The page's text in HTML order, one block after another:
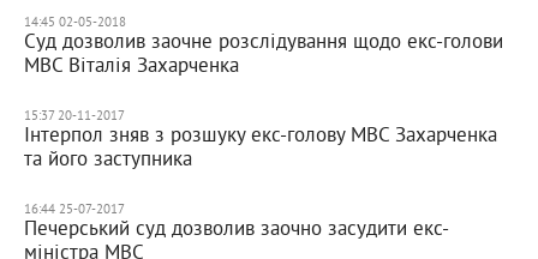
14:45 02-05-2018
Суд дозволив заочне розслідування щодо екс-голови
МВС Віталія Захарченка
15:37 20-11-2017
Інтерпол зняв з розшуку екс-голову МВС Захарченка
та його заступника
16:44 25-07-2017
Печерський суд дозволив заочно засудити екс-
міністра МВС